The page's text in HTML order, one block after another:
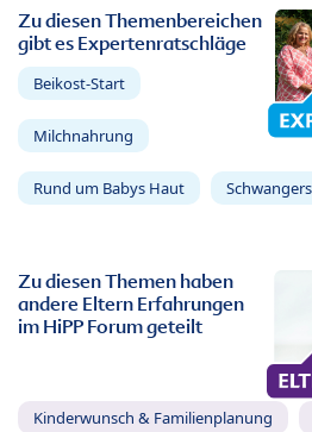
Zu diesen Themenbereichen
gibt es Expertenratschläge
Beikost-Start
Milchnahrung
Rund um Babys Haut
Zu diesen Themen haben
andere Eltern Erfahrungen
im HiPP Forum geteilt
Kinderwunsch & Familienplanung